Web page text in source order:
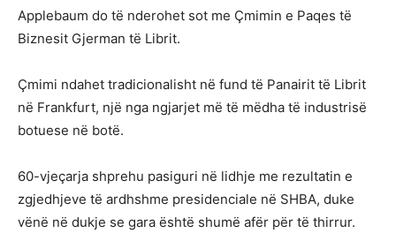
Applebaum do të nderohet sot me Çmimin e Paqes të
Biznesit Gjerman të Librit.
Çmimi ndahet tradicionalisht në fund të Panairit të Librit
në Frankfurt, një nga ngjarjet më të mëdha të industrisë
botuese në botë.
60-vjeçarja shprehu pasiguri në lidhje me rezultatin e
zgjedhjeve të ardhshme presidenciale në SHBA, duke
vënë në dukje se gara është shumë afër për të thirrur.